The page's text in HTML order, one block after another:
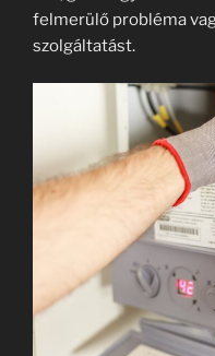
felmerülő probléma
szolgáltatást.